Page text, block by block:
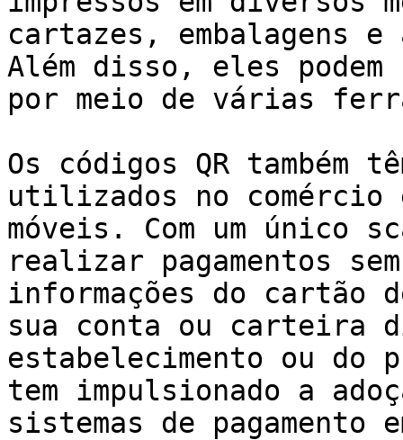
cartazes, embalagens
Além disso, eles
por meio de várias
Os códigos QR também
utilizados no comércio
móveis. Com um único
realizar pagamentos
informações do cartão
sua conta ou carteira
estabelecimento ou do
tem impulsionado a
sistemas de pagamento